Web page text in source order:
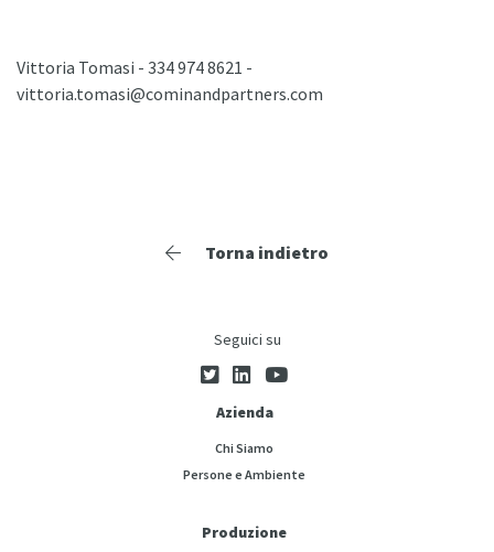
Vittoria Tomasi - 334 974 8621 -
vittoria.tomasi@cominandpartners.com
Torna indietro
Seguici su
Azienda
Chi Siamo
Persone e Ambiente
Produzione